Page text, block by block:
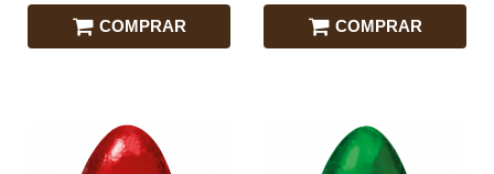
COMPRAR COMPRAR